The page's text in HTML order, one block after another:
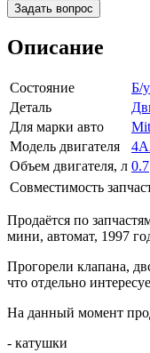
Задать вопрос
Описание
Состояние
Б/у
Деталь
Для марки авто
Модель двигателя
Объем двигателя, л 0.7
Совместимость
Продаётся по
мини, автомат, 1997
Прогорели клапана,
что отдельно
На данный момент
- катушки